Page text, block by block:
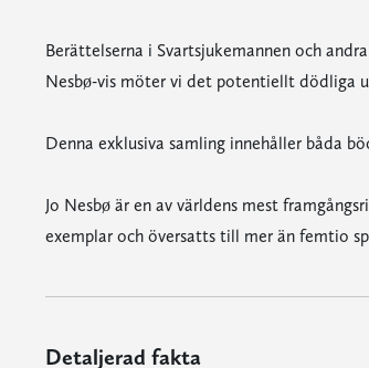
Berättelserna i Svartsjukemannen och
Nesbø-vis möter vi det potentiellt dödliga
Denna exklusiva samling innehåller båda
Jo Nesbø är en av världens mest
exemplar och översatts till mer än femtio
Detaljerad fakta